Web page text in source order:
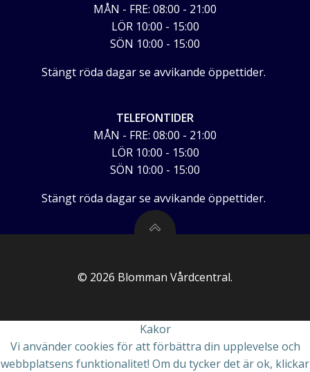
MÅN - FRE: 08:00 - 21:00
LÖR 10:00 - 15:00
SÖN 10:00 - 15:00
Stängt röda dagar se avvikande öppettider.
TELEFONTIDER
MÅN - FRE: 08:00 - 21:00
LÖR 10:00 - 15:00
SÖN 10:00 - 15:00
Stängt röda dagar se avvikande öppettider.
© 2026 Blomman Vårdcentral.
Kakor
Vi använder cookies för att förbättra din upplevelse och
webbplatsens funktionalitet! Om du tycker det är ok, klickar